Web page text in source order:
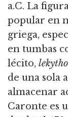
a.C. La
popular en
griega,
en tumbas
lécito,
de una sola
almacenar
Caronte es